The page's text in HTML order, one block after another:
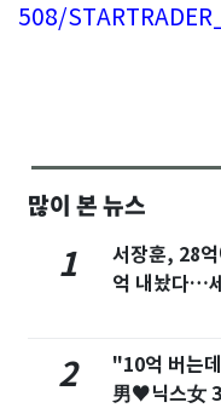
508/
많이 본 뉴스
1
서장훈, 28
억 내놨다…
2
"10억 버는
男♥닉스女